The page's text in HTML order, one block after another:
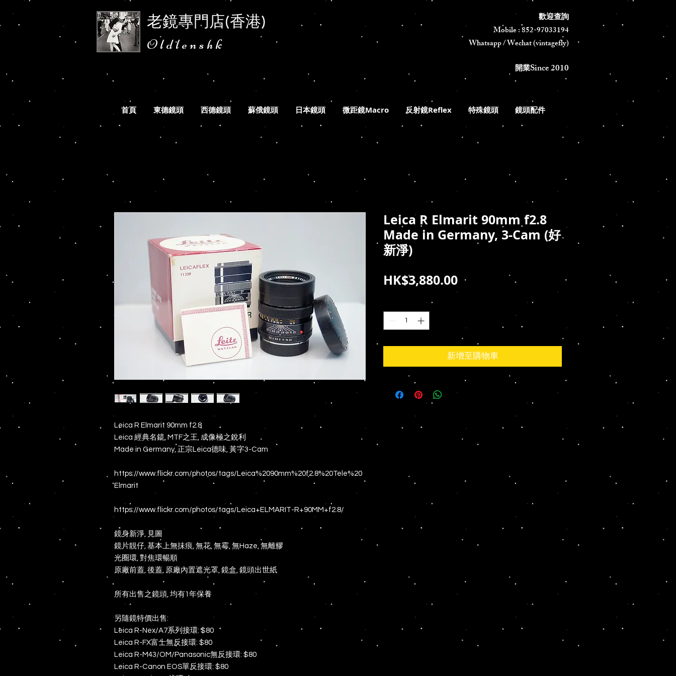
老鏡專門店(香港)
Oldlenshk
歡迎查詢
Mobile : 852-97033194
Whatsapp / Wechat (vintagefly)
​開業Since 2010
首頁 東德鏡頭 西德鏡頭 蘇俄鏡頭 日本鏡頭 微距鏡Macro 反射鏡Reflex 特殊鏡頭 鏡頭配件
Leica R Elmarit 90mm f2.8
Leica 經典名鏡, MTF之王, 成像極之銳利
Made in Germany, 正宗Leica德味, 黃字3-Cam
https://www.flickr.com/photos/tags/Leica%2090mm%20f2.8%20Tele%20
Elmarit
https://www.flickr.com/photos/tags/Leica+ELMARIT-R+90MM+f2.8/
鏡身新淨, 見圖
鏡片靚仔, 基本上無抺痕, 無花, 無霉, 無Haze, 無離膠
光圈環, 對焦環暢順
原廠前蓋, 後蓋, 原廠內置遮光罩, 鏡盒, 鏡頭出世紙
所有出售之鏡頭, 均有1年保養
另隨鏡特價出售:
Leica R-Nex/A7系列接環: $80
Leica R-FX富士無反接環: $80
Leica R-M43/OM/Panasonic無反接環: $80
Leica R-Canon EOS單反接環: $80
Leica R Elmarit 90mm f2.8
Made in Germany, 3-Cam (好
新淨)
HK$3,880.00價
格
新增至購物車